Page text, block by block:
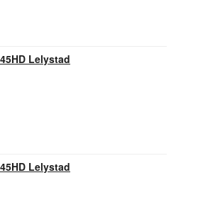
Lelystad
Lelystad